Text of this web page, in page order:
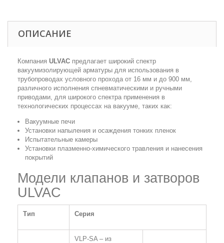
ОПИСАНИЕ
Компания ULVAC предлагает широкий спектр
вакуумизолирующей арматуры для использования в
трубопроводах условного прохода от 16 мм и до 900 мм,
различного исполнения cпневматическими и ручными
приводами, для широкого спектра применения в
технологических процессах на вакууме, таких как:
Вакуумные печи
Установки напыления и осаждения тонких пленок
Испытательные камеры
Установки плазменно-химического травления и нанесения
покрытий
Модели клапанов и затворов
ULVAC
Тип Серия
VLP-SA – из